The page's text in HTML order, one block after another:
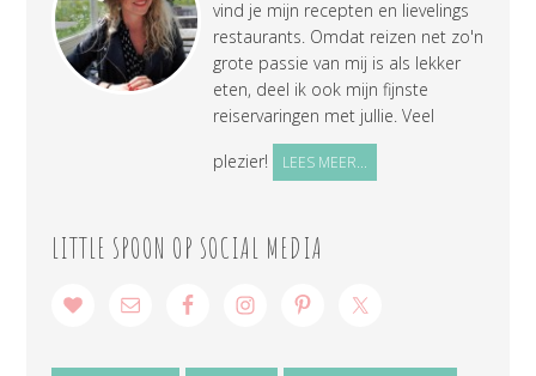
vind je mijn recepten en lievelings
restaurants. Omdat reizen net zo'n
grote passie van mij is als lekker
eten, deel ik ook mijn fijnste
reiservaringen met jullie. Veel
plezier!
LEES MEER...
LITTLE SPOON OP SOCIAL MEDIA